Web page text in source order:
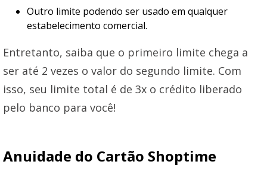
Outro limite podendo ser usado em qualquer
estabelecimento comercial.
Entretanto, saiba que o primeiro limite chega a
ser até 2 vezes o valor do segundo limite. Com
isso, seu limite total é de 3x o crédito liberado
pelo banco para você!
Anuidade do Cartão Shoptime